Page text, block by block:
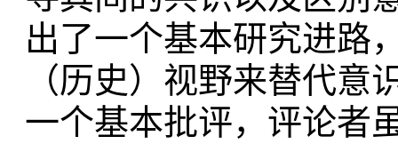
出了一个基本研究进路
（历史）视野来替代
一个基本批评，评论者